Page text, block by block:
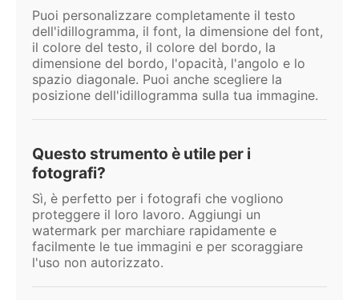
Puoi personalizzare completamente il testo
dell'idillogramma, il font, la dimensione del font,
il colore del testo, il colore del bordo, la
dimensione del bordo, l'opacità, l'angolo e lo
spazio diagonale. Puoi anche scegliere la
posizione dell'idillogramma sulla tua immagine.
Questo strumento è utile per i
fotografi?
Sì, è perfetto per i fotografi che vogliono
proteggere il loro lavoro. Aggiungi un
watermark per marchiare rapidamente e
facilmente le tue immagini e per scoraggiare
l'uso non autorizzato.